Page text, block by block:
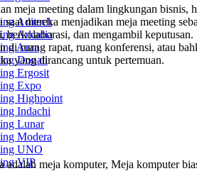
Aditech
Arkadia
Aura
Donati
Ergosit
Expo
Highpoint
Indachi
Lunar
Modera
UNO
VIP
meja meeting dalam lingkungan bisnis,
saat mereka menjadikan meja meeting
berkolaborasi, dan mengambil keputusan.
di ruang rapat, ruang konferensi, atau
yang dirancang untuk pertemuan.
adalah meja komputer, Meja komputer